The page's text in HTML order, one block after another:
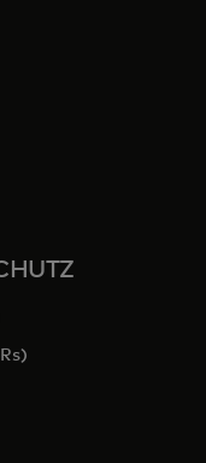
geöffnet
geöffnet
geöffnet